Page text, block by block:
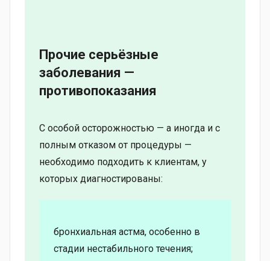
Прочие серьёзные
заболевания —
противопоказания
С особой осторожностью — а иногда и с
полным отказом от процедуры —
необходимо подходить к клиентам, у
которых диагностированы:
бронхиальная астма, особенно в
стадии нестабильного течения;